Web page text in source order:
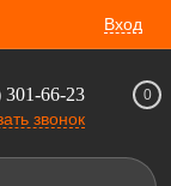
Вход
301-66-23
звонок
0